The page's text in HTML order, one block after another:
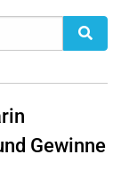
Gewinne